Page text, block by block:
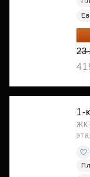
23
1-
ЖК